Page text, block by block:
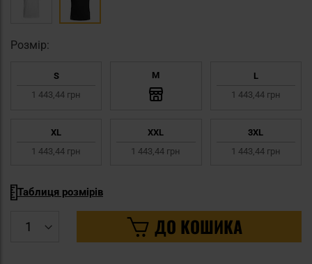
Pозмір:
S
1 443,44 грн
M
L
1 443,44 грн
XL
1 443,44 грн
XXL
1 443,44 грн
3XL
1 443,44 грн
Таблиця розмірів
ДО КОШИКА